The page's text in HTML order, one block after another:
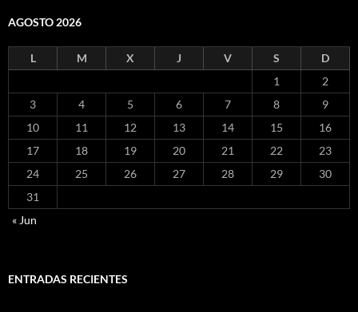
AGOSTO 2026
L M X J V S
D
1
2
3
4 5 6 7 8
9
10
11 12 13 14 15
16
17
18 19 20 21 22
23
24
25 26 27 28 29
30
31
« Jun
ENTRADAS RECIENTES